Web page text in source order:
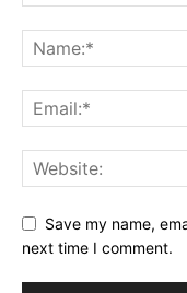
Save my name,
next time I comment.